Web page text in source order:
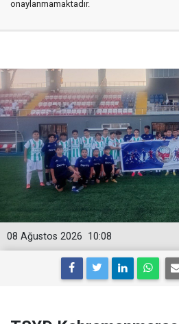
onaylanmamaktadır.
10:08
08 Ağustos 2026